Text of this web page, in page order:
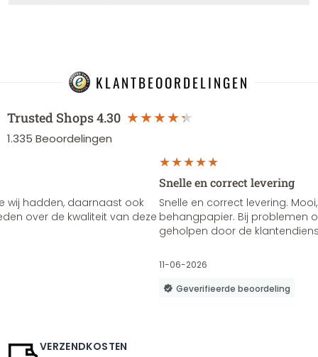
KLANTBEOORDELINGEN
Trusted Shops4.30
1.335 Beoordelingen
wij hadden, daarnaast ook
over de kwaliteit van deze
Snelle en correct levering
Snelle en correct levering.
behangpapier. Bij problemen
geholpen door de
11-06-2026
Geverifieerde beoordeling
VERZENDKOSTEN